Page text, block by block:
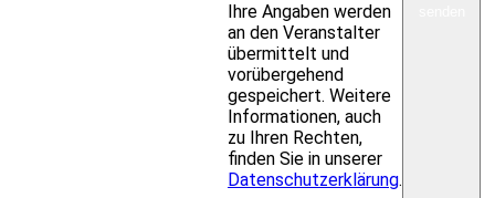
Ihre Angaben werden
an den Veranstalter
übermittelt und
vorübergehend
gespeichert. Weitere
Informationen, auch
zu Ihren Rechten,
finden Sie in unserer
Datenschutzerklärung.